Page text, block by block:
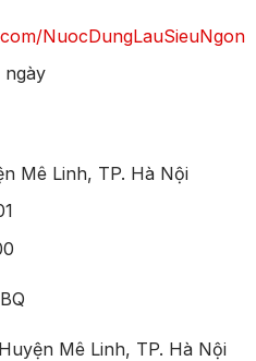
NuocDungLauSieuNgon
ngày
Mê Linh, TP. Hà Nội
Mê Linh, TP. Hà Nội